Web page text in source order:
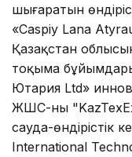
шығаратын
«Caspiy Lana
Қазақстан
тоқыма
Ютария Ltd»
ЖШС-ның
сауда-өндірістік
International